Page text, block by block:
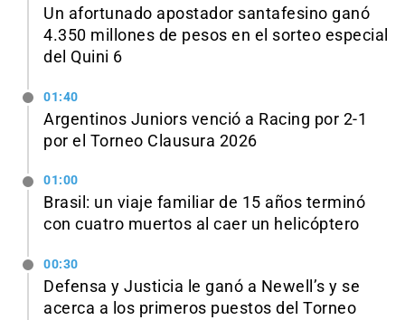
Un afortunado apostador santafesino ganó
4.350 millones de pesos en el sorteo especial
del Quini 6
01:40
Argentinos Juniors venció a Racing por 2-1
por el Torneo Clausura 2026
01:00
Brasil: un viaje familiar de 15 años terminó
con cuatro muertos al caer un helicóptero
00:30
Defensa y Justicia le ganó a Newell’s y se
acerca a los primeros puestos del Torneo